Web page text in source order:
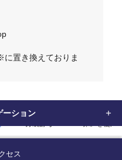
に置き換えておりま
ーション
セス